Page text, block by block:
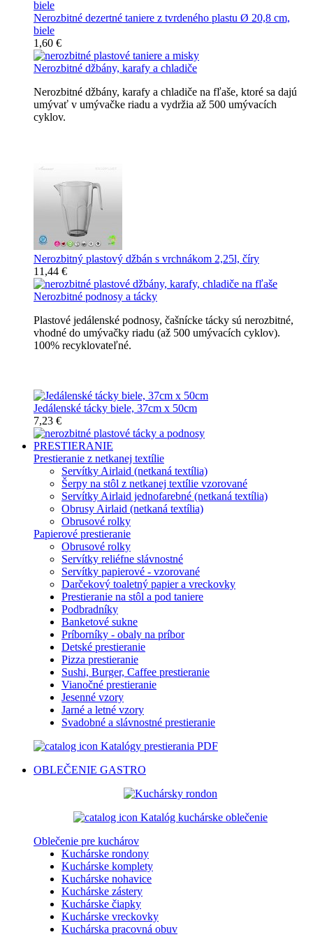
Nerozbitné dezertné taniere z tvrdeného plastu Ø 20,8 cm,
biele
1,60 €
Nerozbitné džbány, karafy a chladiče
Nerozbitné džbány, karafy a chladiče na fľaše, ktoré sa dajú
umývať v umývačke riadu a vydržia až 500 umývacích
cyklov.
Nerozbitný plastový džbán s vrchnákom 2,25l, číry
11,44 €
Nerozbitné podnosy a tácky
Plastové jedálenské podnosy, čašnícke tácky sú nerozbitné,
vhodné do umývačky riadu (až 500 umývacích cyklov).
100% recyklovateľné.
Jedálenské tácky biele, 37cm x 50cm
7,23 €
PRESTIERANIE
Prestieranie z netkanej textílie
Servítky Airlaid (netkaná textília)
Šerpy na stôl z netkanej textílie vzorované
Servítky Airlaid jednofarebné (netkaná textília)
Obrusy Airlaid (netkaná textília)
Obrusové rolky
Papierové prestieranie
Obrusové rolky
Servítky reliéfne slávnostné
Servítky papierové - vzorované
Darčekový toaletný papier a vreckovky
Prestieranie na stôl a pod taniere
Podbradníky
Banketové sukne
Príborníky - obaly na príbor
Detské prestieranie
Pizza prestieranie
Sushi, Burger, Caffee prestieranie
Vianočné prestieranie
Jesenné vzory
Jarné a letné vzory
Svadobné a slávnostné prestieranie
Katalógy prestierania PDF
OBLEČENIE GASTRO
Katalóg kuchárske oblečenie
Oblečenie pre kuchárov
Kuchárske rondony
Kuchárske komplety
Kuchárske nohavice
Kuchárske zástery
Kuchárske čiapky
Kuchárske vreckovky
Kuchárska pracovná obuv